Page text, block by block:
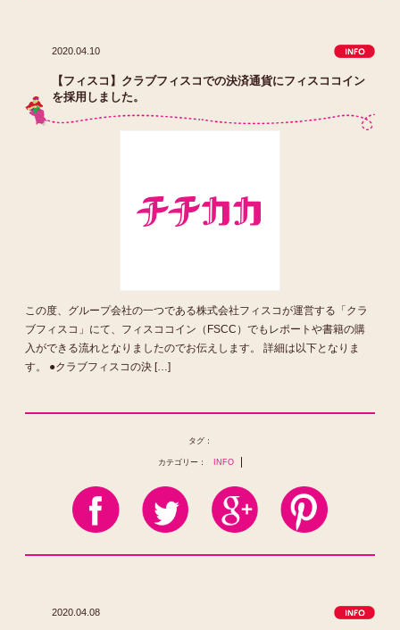
2020.04.10
【フィスコ】クラブフィスコでの決済通貨にフィスココイン
を採用しました。
この度、グループ会社の一つである株式会社フィスコが運営する「クラ
ブフィスコ」にて、フィスココイン（FSCC）でもレポートや書籍の購
入ができる流れとなりましたのでお伝えします。 詳細は以下となりま
す。 ●クラブフィスコの決 […]
タグ：
カテゴリー： INFO
2020.04.08